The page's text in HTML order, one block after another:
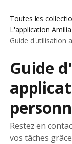
Toutes les
L'application
Guide d'utilisation
Guide
Restez en
vos tâches